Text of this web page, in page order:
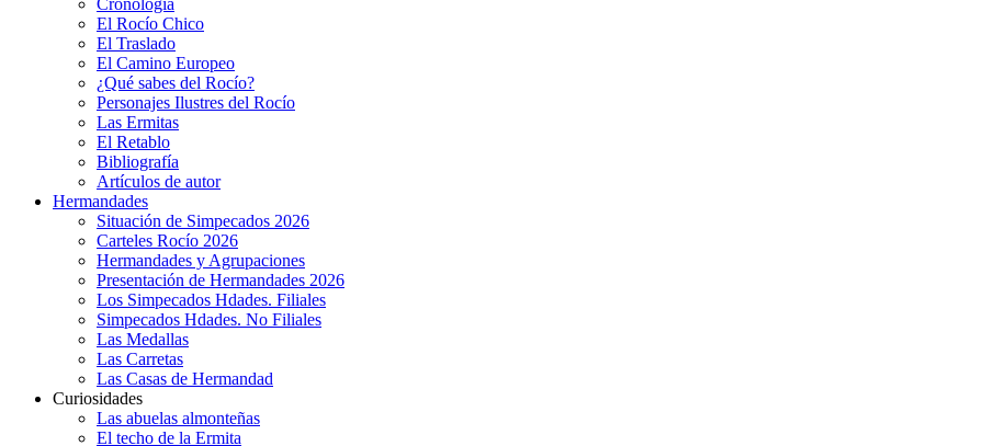
Cronología
El Rocío Chico
El Traslado
El Camino Europeo
¿Qué sabes del Rocío?
Personajes Ilustres del Rocío
Las Ermitas
El Retablo
Bibliografía
Artículos de autor
Hermandades
Situación de Simpecados 2026
Carteles Rocío 2026
Hermandades y Agrupaciones
Presentación de Hermandades 2026
Los Simpecados Hdades. Filiales
Simpecados Hdades. No Filiales
Las Medallas
Las Carretas
Las Casas de Hermandad
Curiosidades
Las abuelas almonteñas
El techo de la Ermita